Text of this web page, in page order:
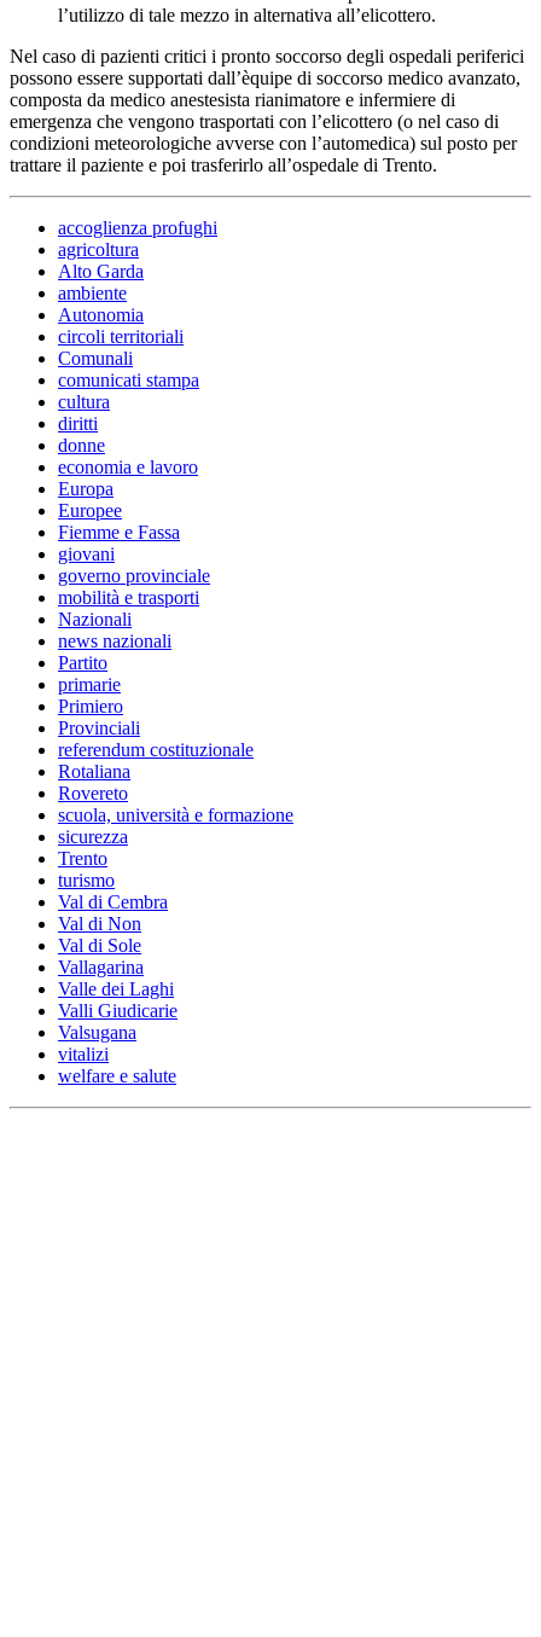
l’utilizzo di tale mezzo in alternativa all’elicottero.
Nel caso di pazienti critici i pronto soccorso degli ospedali periferici
possono essere supportati dall’èquipe di soccorso medico avanzato,
composta da medico anestesista rianimatore e infermiere di
emergenza che vengono trasportati con l’elicottero (o nel caso di
condizioni meteorologiche avverse con l’automedica) sul posto per
trattare il paziente e poi trasferirlo all’ospedale di Trento.
accoglienza profughi
agricoltura
Alto Garda
ambiente
Autonomia
circoli territoriali
Comunali
comunicati stampa
cultura
diritti
donne
economia e lavoro
Europa
Europee
Fiemme e Fassa
giovani
governo provinciale
mobilità e trasporti
Nazionali
news nazionali
Partito
primarie
Primiero
Provinciali
referendum costituzionale
Rotaliana
Rovereto
scuola, università e formazione
sicurezza
Trento
turismo
Val di Cembra
Val di Non
Val di Sole
Vallagarina
Valle dei Laghi
Valli Giudicarie
Valsugana
vitalizi
welfare e salute